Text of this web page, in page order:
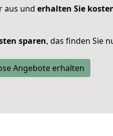
aus und erhalten Sie
sparen, das finden Sie
Angebote erhalten